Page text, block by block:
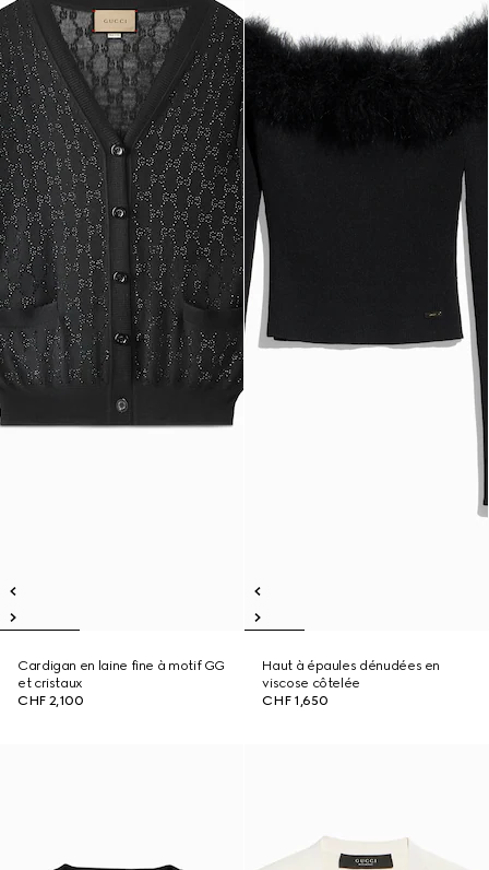
Cardigan en laine fine à motif GG
et cristaux
CHF 2,100
Haut à épaules dénudées en
viscose côtelée
CHF 1,650